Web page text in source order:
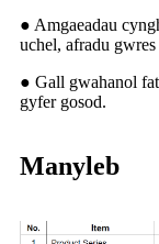
● Amgaeadau
uchel, afradu gwres
● Gall gwahanol
gyfer gosod.
Manyleb